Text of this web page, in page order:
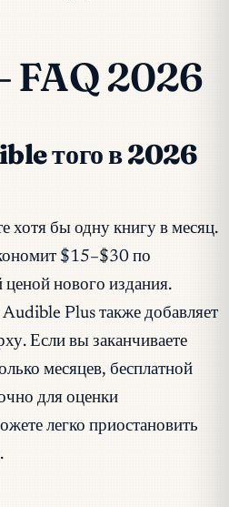
FAQ 2026
того в 2026
хотя бы одну книгу в месяц.
$15–$30 по
нового издания.
Plus также добавляет
Если вы заканчиваете
месяцев, бесплатной
для оценки
легко приостановить